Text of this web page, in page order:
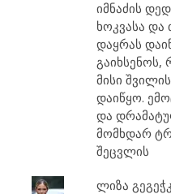
იმნაძის
ხოკვასა და
დაყრას
მისი
დაიწყო.
და
მომხდარ
შეცვლის
ლიზა